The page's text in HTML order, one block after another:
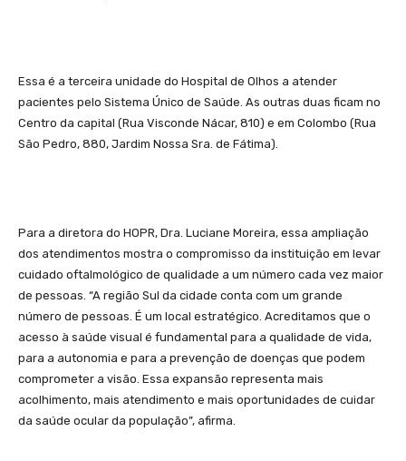
Essa é a terceira unidade do Hospital de Olhos a atender
pacientes pelo Sistema Único de Saúde. As outras duas ficam no
Centro da capital (Rua Visconde Nácar, 810) e em Colombo (Rua
São Pedro, 880, Jardim Nossa Sra. de Fátima).
Para a diretora do HOPR, Dra. Luciane Moreira, essa ampliação
dos atendimentos mostra o compromisso da instituição em levar
cuidado oftalmológico de qualidade a um número cada vez maior
de pessoas. “A região Sul da cidade conta com um grande
número de pessoas. É um local estratégico. Acreditamos que o
acesso à saúde visual é fundamental para a qualidade de vida,
para a autonomia e para a prevenção de doenças que podem
comprometer a visão. Essa expansão representa mais
acolhimento, mais atendimento e mais oportunidades de cuidar
da saúde ocular da população”, afirma.